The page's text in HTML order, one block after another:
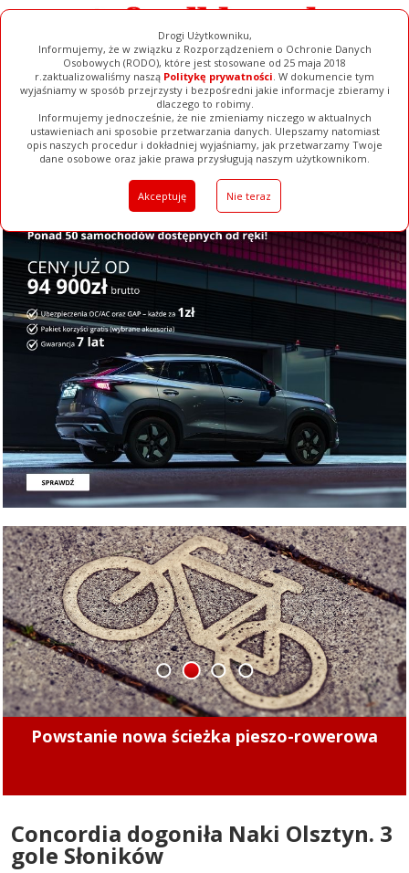
Drogi Użytkowniku,
Informujemy, że w związku z Rozporządzeniem o Ochronie Danych
Osobowych (RODO), które jest stosowane od 25 maja 2018
r.zaktualizowaliśmy naszą Politykę prywatności. W dokumencie tym
wyjaśniamy w sposób przejrzysty i bezpośredni jakie informacje zbieramy i
dlaczego to robimy.
Informujemy jednocześnie, że nie zmieniamy niczego w aktualnych
ustawieniach ani sposobie przetwarzania danych. Ulepszamy natomiast
opis naszych procedur i dokładniej wyjaśniamy, jak przetwarzamy Twoje
dane osobowe oraz jakie prawa przysługują naszym użytkownikom.
Akceptuję Nie teraz
Ogłoszenia Filmy Galerie Baza Firm Pełna Wersja
Minęły 4 lata. Sprawdziliśmy, czy kierowcy
1 2 3 4
Concordia dogoniła Naki Olsztyn. 3
gole Słoników